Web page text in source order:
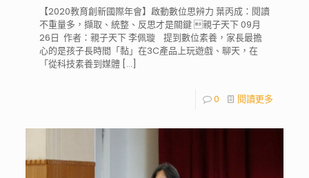
【2020教育創新國際年會】啟動數位思辨力 葉丙成：閱讀
不重量多，擷取、統整、反思才是關鍵 親子天下 09月
26日 作者：親子天下 李佩璇 提到數位素養，家長最擔
心的是孩子長時間「黏」在3C產品上玩遊戲、聊天，在
「從科技素養到媒體[…]
0 閱讀更多